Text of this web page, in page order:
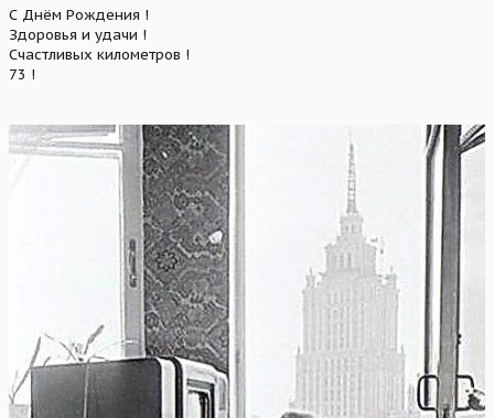
С Днём Рождения !
Здоровья и удачи !
Счастливых километров !
73 !